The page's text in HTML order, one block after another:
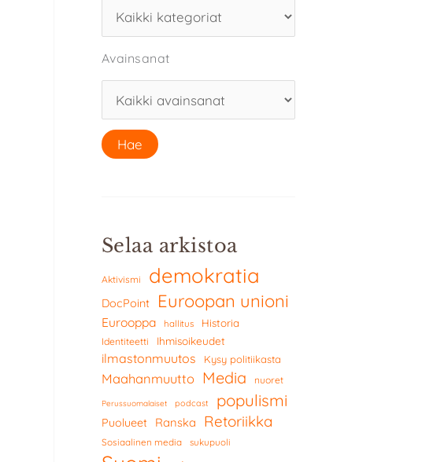
Avainsanat
Selaa arkistoa
Aktivismi demokratia
DocPoint Euroopan unioni
Eurooppa hallitus Historia
Identiteetti Ihmisoikeudet
ilmastonmuutos Kysy politiikasta
Maahanmuutto Media nuoret
Perussuomalaiset podcast populismi
Puolueet Ranska Retoriikka
Sosiaalinen media sukupuoli